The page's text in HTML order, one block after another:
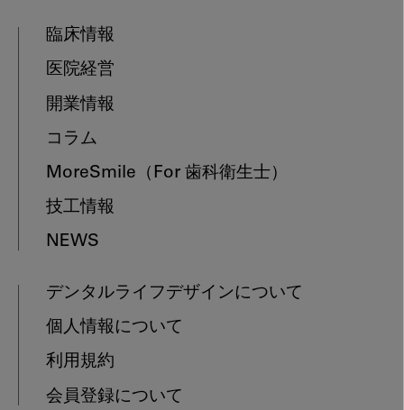
臨床情報
医院経営
開業情報
コラム
MoreSmile （For 歯科衛生士）
技工情報
NEWS
デンタルライフデザインについて
個人情報について
利用規約
会員登録について